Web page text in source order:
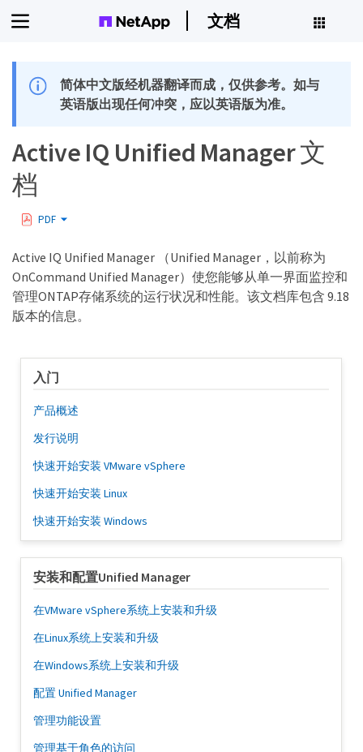
文档
简体中文版经机器翻译而成，仅供参考。如与
英语版出现任何冲突，应以英语版为准。
Active IQ Unified Manager 文
档
PDF
Active IQ Unified Manager （Unified Manager，以前称为
OnCommand Unified Manager）使您能够从单一界面监控和
管理ONTAP存储系统的运行状况和性能。该文档库包含 9.18
版本的信息。
入门
产品概述
发行说明
快速开始安装 VMware vSphere
快速开始安装 Linux
快速开始安装 Windows
安装和配置Unified Manager
在VMware vSphere系统上安装和升级
在Linux系统上安装和升级
在Windows系统上安装和升级
配置 Unified Manager
管理功能设置
管理基于角色的访问